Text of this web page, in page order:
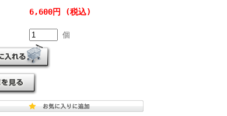
6,600円 (税込)
個